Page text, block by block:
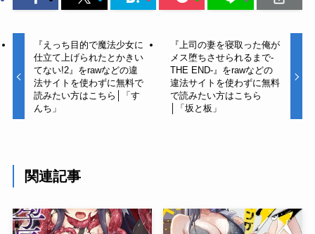
『えっち目的で魔法少女に
仕立て上げられたとかきい
てない!2』をrawなどの違
法サイトを使わずに無料で
読みたい方はこちら│「す
んち」
『上司の妻を寝取った俺が
メス堕ちさせられるまで-
THE END-』をrawなどの
違法サイトを使わずに無料
で読みたい方はこちら
│「坂と板」
関連記事